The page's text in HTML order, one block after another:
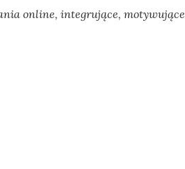
online, integrujące, motywujące